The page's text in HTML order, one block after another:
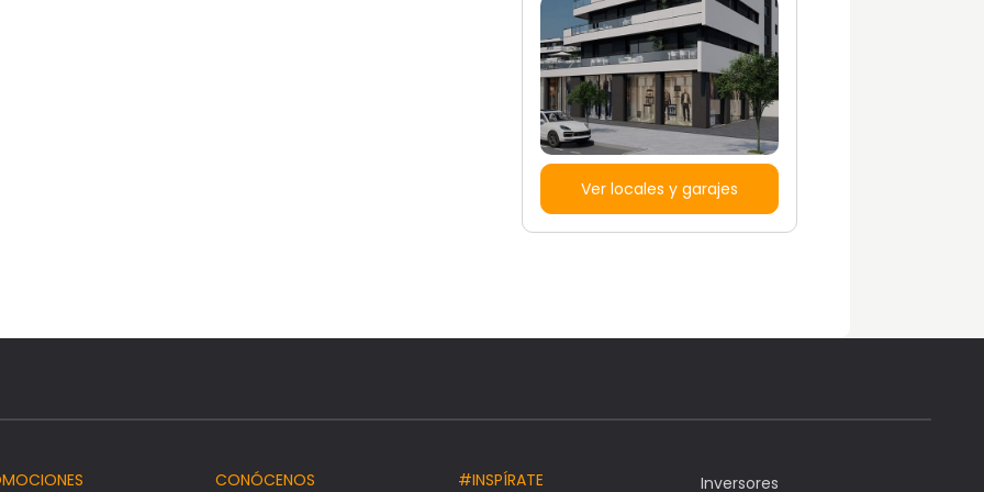
Ver locales y garajes
CONÓCENOS #INSPÍRATE Inversores